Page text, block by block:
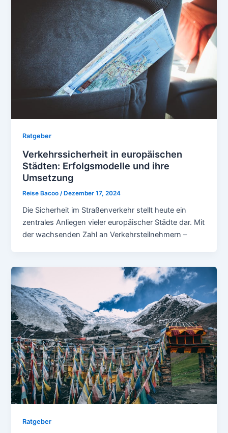
Ratgeber
Verkehrssicherheit in europäischen
Städten: Erfolgsmodelle und ihre
Umsetzung
Reise Bacoo/ Dezember 17, 2024
Die Sicherheit im Straßenverkehr stellt heute ein
zentrales Anliegen vieler europäischer Städte dar. Mit
der wachsenden Zahl an Verkehrsteilnehmern –
Ratgeber